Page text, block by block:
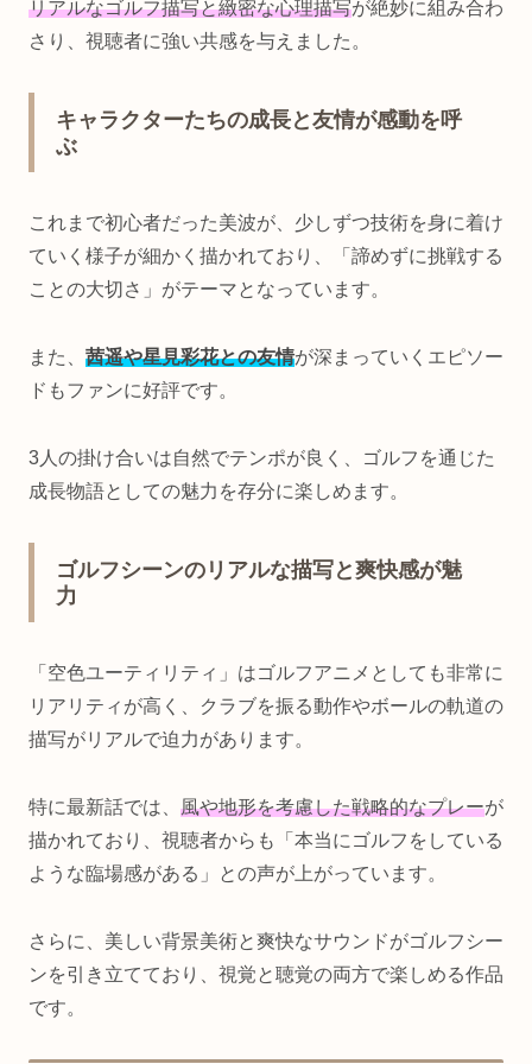
リアルなゴルフ描写と緻密な心理描写が絶妙に組み合わ
さり、視聴者に強い共感を与えました。
キャラクターたちの成長と友情が感動を呼
ぶ
これまで初心者だった美波が、少しずつ技術を身に着け
ていく様子が細かく描かれており、「諦めずに挑戦する
ことの大切さ」がテーマとなっています。
また、 茜遥や星見彩花との友情が深まっていくエピソー
ドもファンに好評です。
3人の掛け合いは自然でテンポが良く、ゴルフを通じた
成長物語としての魅力を存分に楽しめます。
ゴルフシーンのリアルな描写と爽快感が魅
力
「空色ユーティリティ」はゴルフアニメとしても非常に
リアリティが高く、クラブを振る動作やボールの軌道の
描写がリアルで迫力があります。
特に最新話では、 風や地形を考慮した戦略的なプレーが
描かれており、視聴者からも「本当にゴルフをしている
ような臨場感がある」との声が上がっています。
さらに、美しい背景美術と爽快なサウンドがゴルフシー
ンを引き立てており、視覚と聴覚の両方で楽しめる作品
です。